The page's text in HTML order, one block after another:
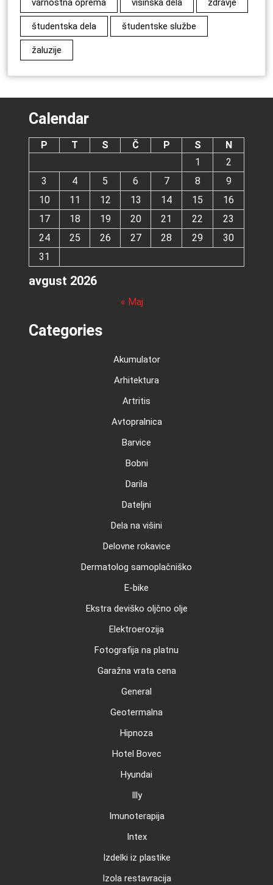
varnostna oprema višinska dela zdravje
študentska dela študentske službe
žaluzije
Calendar
avgust 2026
P T S Č P S
N
1
2
3
4 5 6 7 8
9
10
11 12 13 14 15
16
17
18 19 20 21 22
23
24
25 26 27 28 29
30
31
« Maj
Categories
Akumulator
Arhitektura
Artritis
Avtopralnica
Barvice
Bobni
Darila
Dateljni
Dela na višini
Delovne rokavice
Dermatolog samoplačniško
E-bike
Ekstra deviško oljčno olje
Elektroerozija
Fotografija na platnu
Garažna vrata cena
General
Geotermalna
Hipnoza
Hotel Bovec
Hyundai
Illy
Imunoterapija
Intex
Izdelki iz plastike
Izola restavracija